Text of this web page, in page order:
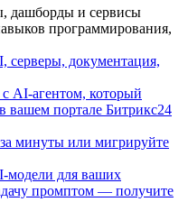
дашборды и сервисы
программирования,
серверы, документация,
AI-агентом, который
вашем портале Битрикс24
минуты или мигрируйте
модели для ваших
промптом — получите